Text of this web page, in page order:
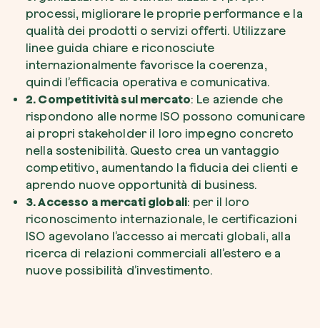
processi, migliorare le proprie performance e la
qualità dei prodotti o servizi offerti. Utilizzare
linee guida chiare e riconosciute
internazionalmente favorisce la coerenza,
quindi l’efficacia operativa e comunicativa.
2. Competitività sul mercato: Le aziende che
rispondono alle norme ISO possono comunicare
ai propri stakeholder il loro impegno concreto
nella sostenibilità. Questo crea un vantaggio
competitivo, aumentando la fiducia dei clienti e
aprendo nuove opportunità di business.
3. Accesso a mercati globali: per il loro
riconoscimento internazionale, le certificazioni
ISO agevolano l’accesso ai mercati globali, alla
ricerca di relazioni commerciali all’estero e a
nuove possibilità d’investimento.